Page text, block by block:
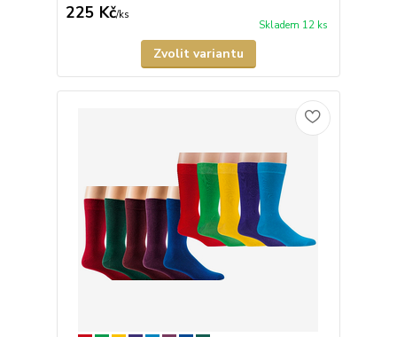
225 Kč/ks
Skladem 12 ks
Zvolit variantu